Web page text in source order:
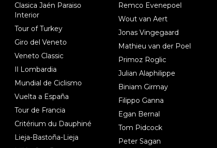
Clasica Jaén Paraiso
Interior
Tour of Turkey
Giro del Veneto
Veneto Classic
Il Lombardia
Mundial de Ciclismo
Vuelta a España
Tour de Francia
Critérium du Dauphiné
Lieja-Bastoña-Lieja
Remco Evenepoel
Wout van Aert
Jonas Vingegaard
Mathieu van der Poel
Primoz Roglic
Julian Alaphilippe
Biniam Girmay
Filippo Ganna
Egan Bernal
Tom Pidcock
Peter Sagan